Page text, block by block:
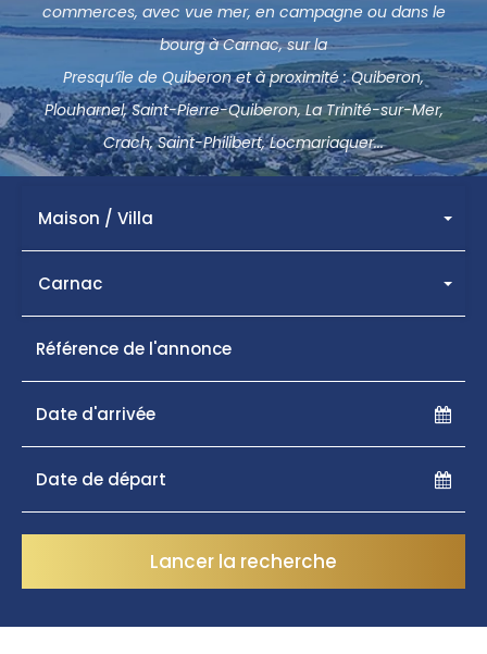
commerces, avec vue mer, en campagne ou dans le
bourg à Carnac, sur la
Presqu’île de Quiberon et à proximité : Quiberon,
Plouharnel, Saint-Pierre-Quiberon, La Trinité-sur-Mer,
Crach, Saint-Philibert, Locmariaquer...
Maison / Villa
Carnac
Lancer la recherche